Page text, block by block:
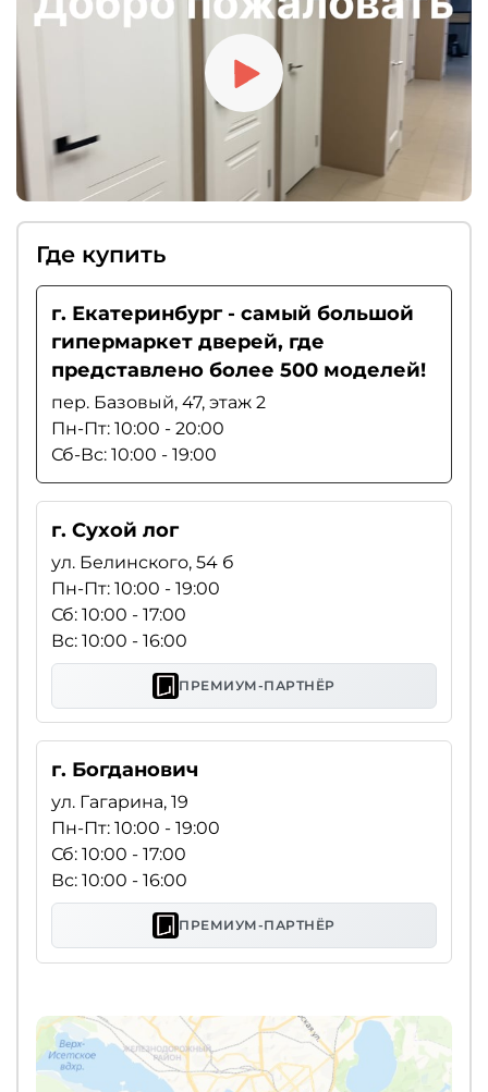
Где купить
г. Екатеринбург - самый большой
гипермаркет дверей, где
представлено более 500 моделей!
пер. Базовый, 47, этаж 2
Пн-Пт: 10:00 - 20:00
Сб-Вс: 10:00 - 19:00
г. Сухой лог
ул. Белинского, 54 б
Пн-Пт: 10:00 - 19:00
Сб: 10:00 - 17:00
Вс: 10:00 - 16:00
ПРЕМИУМ-ПАРТНЁР
г. Богданович
ул. Гагарина, 19
Пн-Пт: 10:00 - 19:00
Сб: 10:00 - 17:00
Вс: 10:00 - 16:00
ПРЕМИУМ-ПАРТНЁР